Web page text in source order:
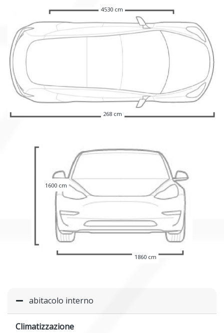
4530 cm
268 cm
1600 cm
1860 cm
abitacolo interno
Climatizzazione